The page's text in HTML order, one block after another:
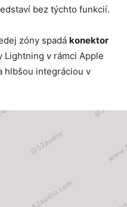
bez týchto funkcií.
zóny spadá konektor
Lightning v rámci Apple
hlbšou integráciou v